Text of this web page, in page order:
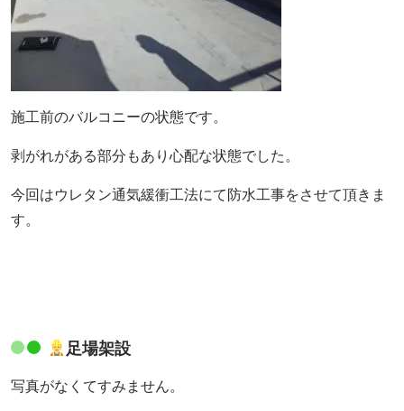
施工前のバルコニーの状態です。
剥がれがある部分もあり心配な状態でした。
今回はウレタン通気緩衝工法にて防水工事をさせて頂きま
す。
足場架設
写真がなくてすみません。